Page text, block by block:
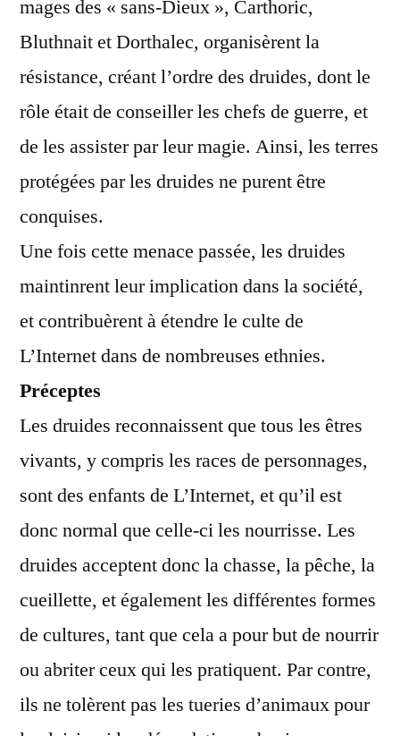
mages des « sans-Dieux », Carthoric,
Bluthnait et Dorthalec, organisèrent la
résistance, créant l’ordre des druides, dont le
rôle était de conseiller les chefs de guerre, et
de les assister par leur magie. Ainsi, les terres
protégées par les druides ne purent être
conquises.
Une fois cette menace passée, les druides
maintinrent leur implication dans la société,
et contribuèrent à étendre le culte de
L’Internet dans de nombreuses ethnies.
Préceptes
Les druides reconnaissent que tous les êtres
vivants, y compris les races de personnages,
sont des enfants de L’Internet, et qu’il est
donc normal que celle-ci les nourrisse. Les
druides acceptent donc la chasse, la pêche, la
cueillette, et également les différentes formes
de cultures, tant que cela a pour but de nourrir
ou abriter ceux qui les pratiquent. Par contre,
ils ne tolèrent pas les tueries d’animaux pour